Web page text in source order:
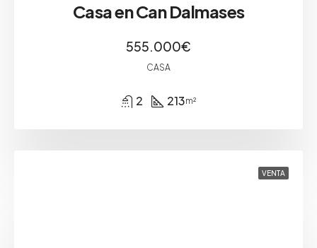
Casa en Can Dalmases
555.000€
CASA
2 213m²
VENTA